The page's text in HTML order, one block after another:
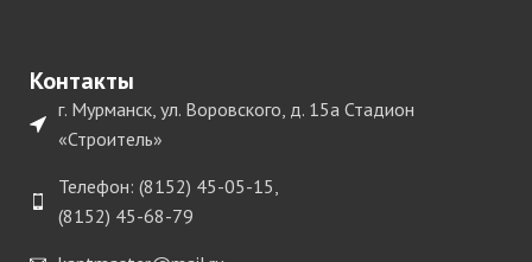
Контакты
г. Мурманск, ул. Воровского, д. 15а Стадион
«Строитель»
Телефон: (8152) 45-05-15,
(8152) 45-68-79